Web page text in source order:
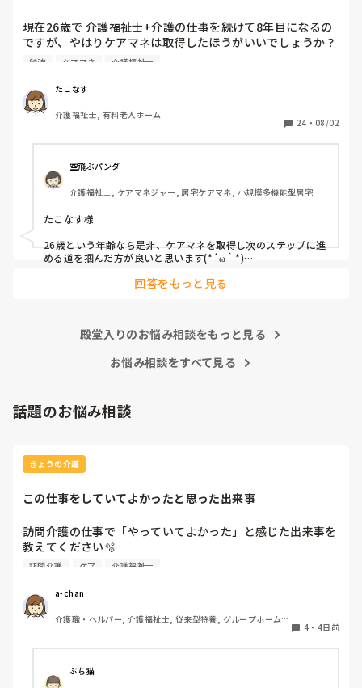
現在26歳で 介護福祉士+介護の仕事を続けて8年目になるの
ですが、やはりケアマネは取得したほうがいいでしょうか？
費用も時間もかかるので悩んでますが、、 ちなみに今は有
がつかず
皆さんは どうですか？
勉強 ケアマネ 介護福祉士
たこなす
介護福祉士, 有料老人ホーム
24 ・ 08/02
空飛ぶパンダ
介護福祉士, ケアマネジャー, 居宅ケアマネ, 小規模多機能型居宅介
たこなす様
26歳という年齢なら是非、ケアマネを取得し次のステップに進
める道を掴んだ方が良いと思います(*´ω｀*)
回答をもっと見る
殿堂入りのお悩み相談をもっと見る
お悩み相談をすべて見る
話題のお悩み相談
きょうの介護
この仕事をしていてよかったと思った出来事
訪問介護の仕事で「やっていてよかった」と感じた出来事を
教えてください🫧
行きたくないな…」と感じることはあります。
そんなときに「この仕事をやっていてよかった」と思えた出
来事を思い浮かべたら前向きな気持ちで出勤できるかな？と
皆さんが訪問介護の仕事で「やっていてよかった」と感じた
エピソードがあれば、ぜひ教えてください。
訪問介護 ケア 介護福祉士
a-chan
介護職・ヘルパー, 介護福祉士, 従来型特養, グループホーム,
4 ・ 4日前
ぶち猫